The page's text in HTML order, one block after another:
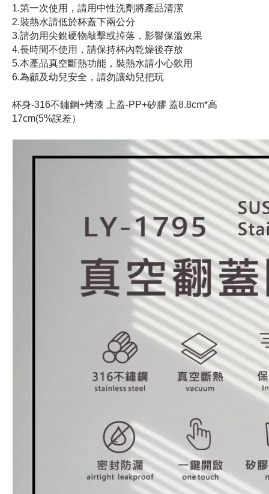
1.第一次使用，請用中性洗劑將產品清潔
2.裝熱水請低於杯蓋下兩公分
3.請勿用尖銳硬物敲擊或掉落，影響保溫效果
4.長時間不使用，請保持杯內乾燥後存放
5.本產品真空斷熱功能，裝熱水請小心飲用
6.為顧及幼兒安全，請勿讓幼兒把玩
杯身-316不鏽鋼+烤漆 上蓋-PP+矽膠 蓋8.8cm*高
17cm(5%誤差）